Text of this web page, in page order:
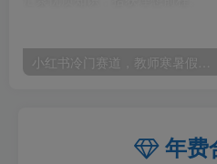
小红书冷门赛道，教师寒暑假项目，多种连环套的变现方式，还能矩阵操作放大收益【揭秘】
年费